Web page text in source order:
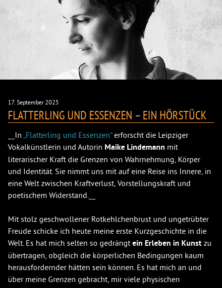
FLATTERLING UND ESSENZEN – EIN HÖRSTÜCK
17. September 2025
__In „Flatterling und Essenzen“erforscht die Leipziger
Vokalkünstlerin und Autorin Maike Lindemann mit
literarischer Kraft die Grenzen von Wahrnehmung, Körper
und Identität. Sie nimmt uns mit auf eine Reise ins Innere, in
eine Welt zwischen Kraftverlust, Vorstellungskraft und
poetischem Widerstand.__
Mit stolz geschwollener Rotkehlchenbrust und ungetrübter
Freude schicke ich heute meine erste Kurzgeschichte in die
Welt. Es hat mich selten so gedrängtein Erleben in Kunst zu
übertragen, obgleich die körperlichen Bedingungen kaum
herausfordernder hätten sein können. Es hat mich an und
über meine Grenzen gebracht, mir viele physischen